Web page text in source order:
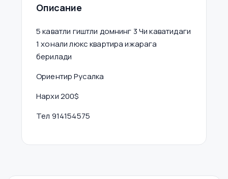
Описание
5 каватли гиштли домнинг 3 Чи каватидаги
1 хонали люкс квартира ижарага
берилади
Ориентир Русалка
Нархи 200$
Тел 914154575